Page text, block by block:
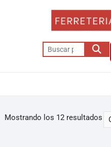
Mostrando los 12 resultados